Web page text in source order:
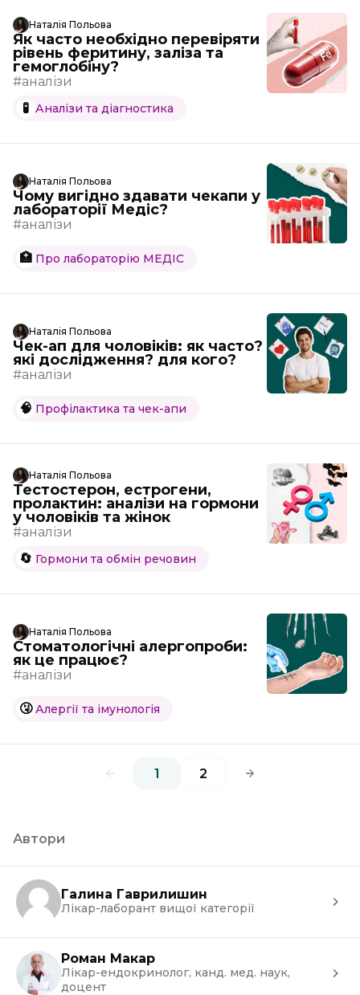
Наталія Польова
Як часто необхідно перевіряти
рівень феритину, заліза та
гемоглобіну?
#аналізи
🧪 Аналізи та діагностика
Наталія Польова
Чому вигідно здавати чекапи у
лабораторії Медіс?
#аналізи
🏥 Про лабораторію МЕДІС
Наталія Польова
Чек-ап для чоловіків: як часто?
які дослідження? для кого?
#аналізи
🧠 Профілактика та чек-апи
Наталія Польова
Тестостерон, естрогени,
пролактин: аналізи на гормони
у чоловіків та жінок
#аналізи
🔄 Гормони та обмін речовин
Наталія Польова
Стоматологічні алергопроби:
як це працює?
#аналізи
🤧 Алергії та імунологія
1 2
Автори
Галина Гаврилишин
Лікар-лаборант вищої категорії
Роман Макар
Лікар-ендокринолог, канд. мед. наук,
доцент